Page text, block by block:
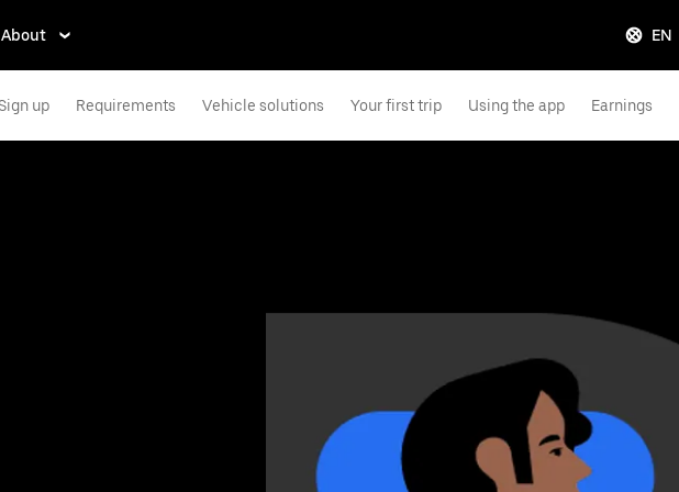
About EN
up Requirements Vehicle solutions Your first trip Using the app Earnings